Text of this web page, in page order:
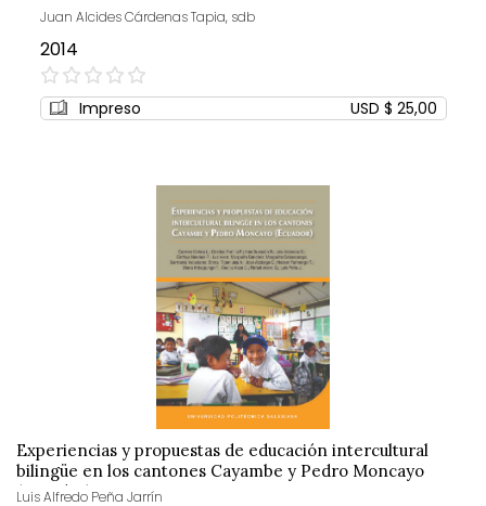
Juan Alcides Cárdenas Tapia, sdb
2014
0%
Impreso USD $ 25,00
Experiencias y propuestas de educación intercultural
bilingüe en los cantones Cayambe y Pedro Moncayo
(Ecuador)
Luis Alfredo Peña Jarrín